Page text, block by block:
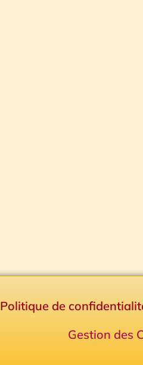
Politique de
Gestion des